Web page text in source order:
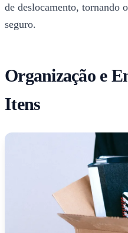
de deslocamento, tornando
seguro.
Organização e
Itens